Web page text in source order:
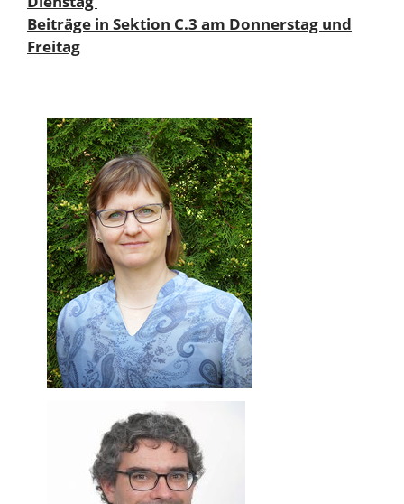
Beiträge in Sektion C.3 am Donnerstag und
Freitag